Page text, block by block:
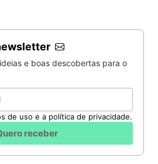
e boas descobertas para o
de uso e a política de privacidade.
receber